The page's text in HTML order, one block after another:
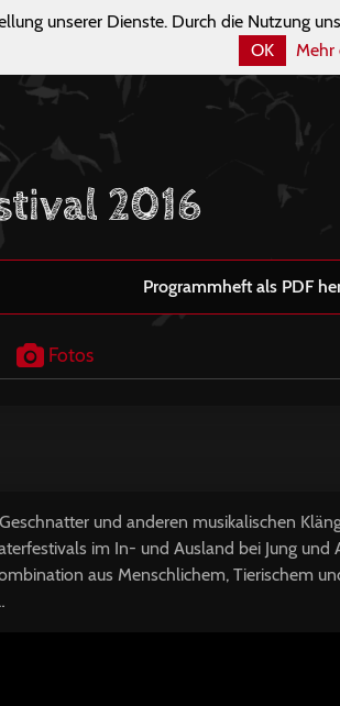
unserer Dienste. Durch die Nutzung
OK
Mehr
2016
Programmheft als PDF
Fotos
und anderen musikalischen
im In- und Ausland bei Jung und
aus Menschlichem, Tierischem